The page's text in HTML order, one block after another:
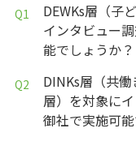
DEWKs層（子
インタビュー
能でしょうか？
DINKs層（共
層）を対象に
御社で実施可